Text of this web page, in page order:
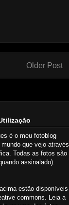
Older Post
é o meu fotoblog
que vejo através
Todas as fotos são
assinalado).
estão disponíveis
commons. Leia a